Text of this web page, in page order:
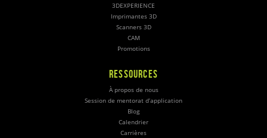
3DEXPERIENCE
Imprimantes 3D
Scanners 3D
CAM
Promotions
RESSOURCES
À propos de nous
Session de mentorat d’application
Blog
Calendrier
Carrières